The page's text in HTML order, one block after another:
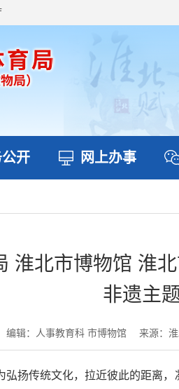
开 网上办事
淮北市博物馆 淮
非遗主
编辑：人事教育科 市博物馆 来源：
弘扬传统文化，拉近彼此的距离